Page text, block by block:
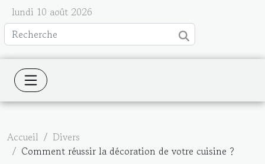
lundi 10 août 2026
Accueil
Divers
Comment réussir la décoration de votre cuisine ?